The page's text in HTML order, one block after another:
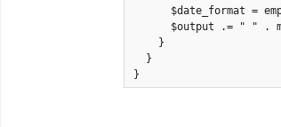
$date_format =
$output .= " " .
    }
  }